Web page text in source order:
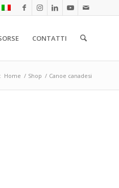
CONTATTI
Home / Shop / Canoe canadesi